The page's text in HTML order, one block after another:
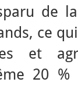
de
ce
et
20